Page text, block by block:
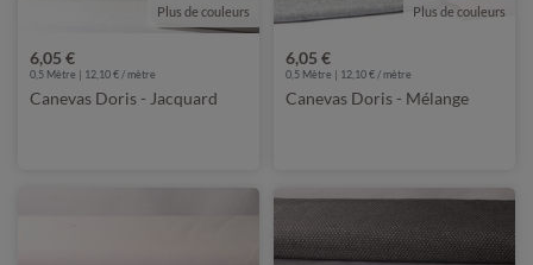
Plus de couleurs
6,05 €
0,5 Mètre | 12,10 € / mètre
Canevas Doris - Jacquard
Plus de couleurs
6,05 €
0,5 Mètre | 12,10 € / mètre
Canevas Doris - Mélange